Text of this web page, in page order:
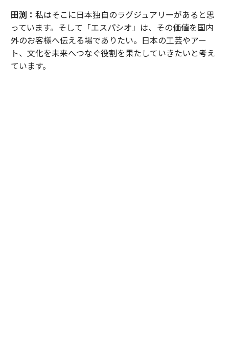
田渕： 私はそこに日本独自のラグジュアリーがあると思
っています。そして「エスパシオ」は、その価値を国内
外のお客様へ伝える場でありたい。日本の工芸やアー
ト、文化を未来へつなぐ役割を果たしていきたいと考え
ています。